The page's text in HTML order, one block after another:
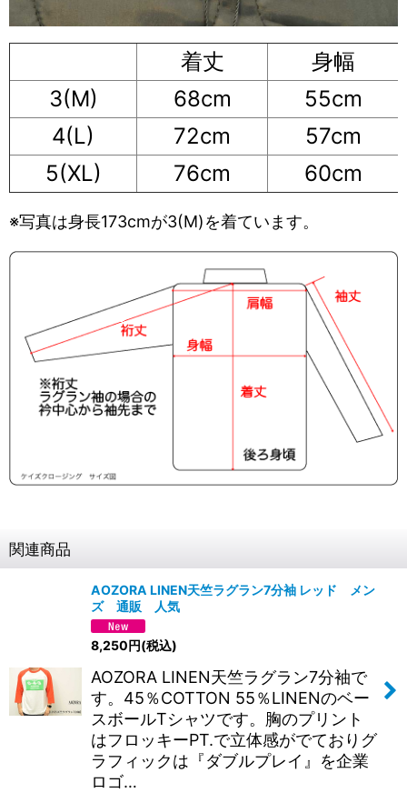
着丈
身幅
3(M)
68cm
55cm
4(L)
72cm
57cm
5(XL)
76cm 60cm
※写真は身長173cmが3(M)を着ています。
関連商品
AOZORA LINEN天竺ラグラン7分袖 レッド メン
ズ 通販 人気
8,250円(税込)
AOZORA LINEN天竺ラグラン7分袖で
す。45％COTTON 55％LINENのベー
スボールTシャツです。胸のプリント
はフロッキーPT.で立体感がでておりグ
ラフィックは『ダブルプレイ』を企業
ロゴ…